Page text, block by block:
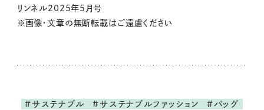
リンネル2025年5月号
※画像・文章の無断転載はご遠慮ください
#サステナブル #サステナブルファッション
#バッグ